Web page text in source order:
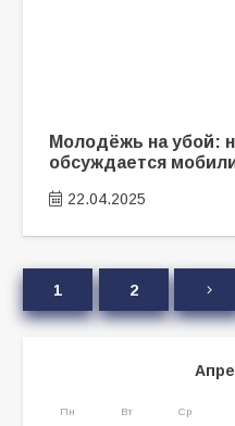
Молодёжь на убой:
обсуждается
22.04.2025
1 2
Пн Вт Ср